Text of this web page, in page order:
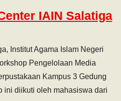
IAIN Salatiga
Institut Agama Islam Negeri
Pengelolaan Media
Kampus 3 Gedung
ini diikuti oleh mahasiswa dari